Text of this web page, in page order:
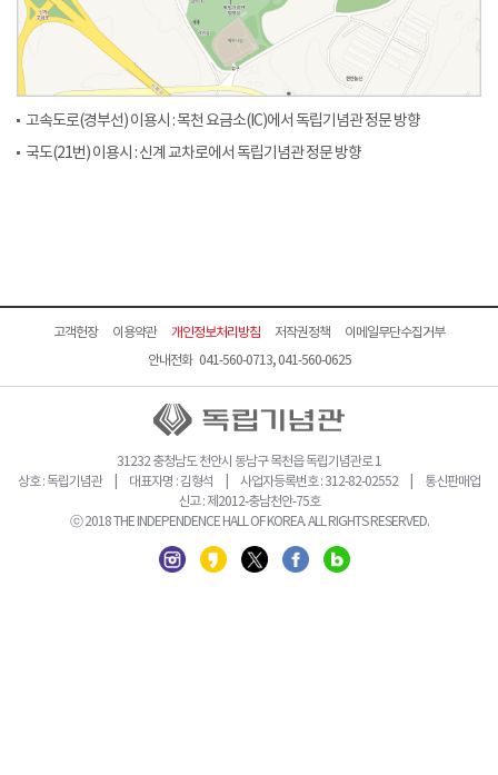
고속도로(경부선) 이용시 : 목천 요금소(IC)에서 독립기념관 정문 방향
국도(21번) 이용시 : 신계 교차로에서 독립기념관 정문 방향
고객헌장 이용약관 개인정보처리방침 저작권정책
이메일무단수집거부
안내전화 041-560-0713, 041-560-0625
31232 충청남도 천안시 동남구 목천읍 독립기념관로 1
상호 : 독립기념관 | 대표자명 : 김형석 | 사업자등록번호 : 312-82-02552 | 통신판매업
신고 : 제2012-충남천안-75호
ⓒ 2018 THE INDEPENDENCE HALL OF KOREA. ALL RIGHTS RESERVED.